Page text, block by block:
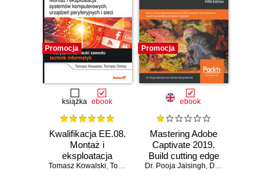
Promocja
książka ebook
Kwalifikacja EE.08.
Montaż i
eksploatacja
systemów
Tomasz Kowalski, Tomasz Orkisz
Promocja
ebook
Mastering Adobe
Captivate 2019.
Build cutting edge
professional
Dr. Pooja Jaisingh, Damien Bruyndonckx